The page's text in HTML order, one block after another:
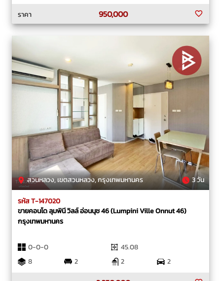
ราคา
950,000
สวนหลวง, เขตสวนหลวง, กรุงเทพมหานคร 3 วัน
รหัส T-147020
ขายคอนโด ลุมพินี วิลล์ อ่อนนุช 46 (Lumpini Ville Onnut 46)
กรุงเทพมหานคร
0-0-0
45.08
8
2 2
2